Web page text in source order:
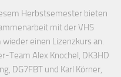
Herbstsemester bieten
mit der VHS
einen Lizenzkurs an.
Team Alex Knochel, DK3HD
DG7FBT und Karl Körner,